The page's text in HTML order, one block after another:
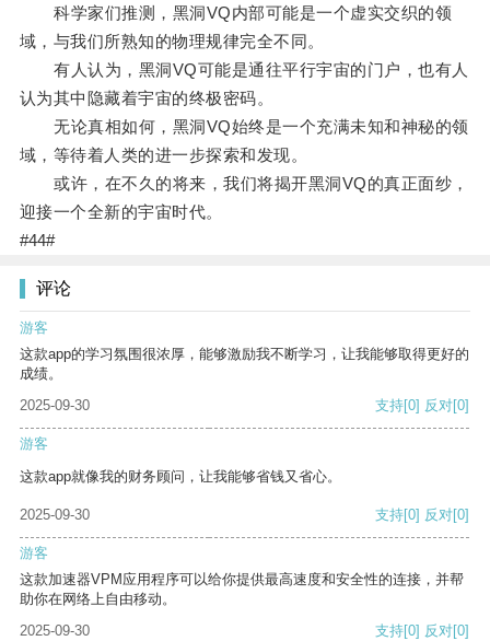
科学家们推测，黑洞VQ内部可能是一个虚实交织的领
域，与我们所熟知的物理规律完全不同。
有人认为，黑洞VQ可能是通往平行宇宙的门户，也有人
认为其中隐藏着宇宙的终极密码。
无论真相如何，黑洞VQ始终是一个充满未知和神秘的领
域，等待着人类的进一步探索和发现。
或许，在不久的将来，我们将揭开黑洞VQ的真正面纱，
迎接一个全新的宇宙时代。
#44#
评论
游客
这款app的学习氛围很浓厚，能够激励我不断学习，让我能够取得更好的
成绩。
2025-09-30
支持[0] 反对[0]
游客
这款app就像我的财务顾问，让我能够省钱又省心。
2025-09-30 支持[0] 反对[0]
游客
这款加速器VPM应用程序可以给你提供最高速度和安全性的连接，并帮
助你在网络上自由移动。
2025-09-30
支持[0] 反对[0]